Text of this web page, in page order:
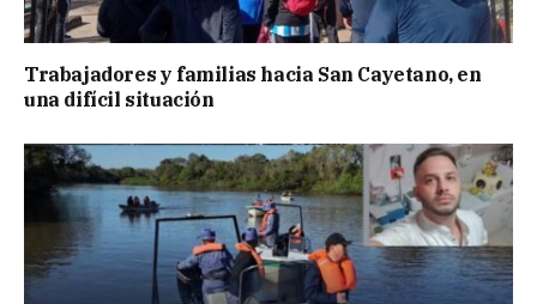
Trabajadores y familias hacia San Cayetano, en
una difícil situación